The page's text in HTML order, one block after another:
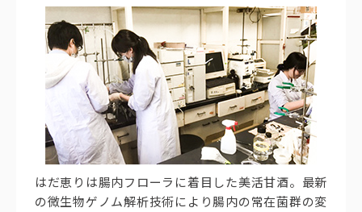
はだ恵りは腸内フローラに着目した美活甘酒。最新
の微生物ゲノム解析技術により腸内の常在菌群の変